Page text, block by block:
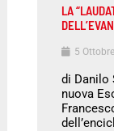
LA
5
di Danilo
nuova